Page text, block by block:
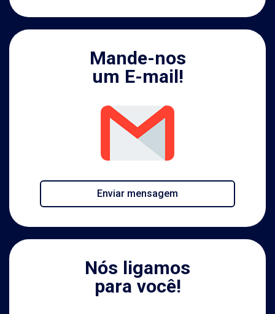
Mande-nos
um E-mail!
Enviar mensagem
Nós ligamos
para você!